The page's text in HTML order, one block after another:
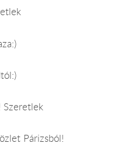
Szeretlek
Párizsból!